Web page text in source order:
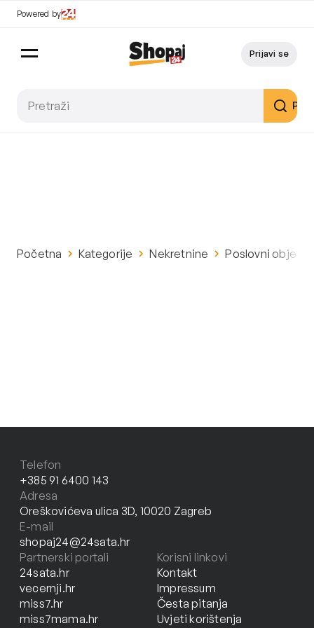
Powered by
Prijavi se
Početna Kategorije Nekretnine Poslovni objekti
Telefon
+385 91 6400 143
Adresa
Oreškovićeva ulica 3D, 10020 Zagreb
E-mail
shopaj24@24sata.hr
Partnerski portali
24sata.hr
vecernji.hr
miss7.hr
miss7mama.hr
Korisni linkovi
Kontakt
Impressum
Česta pitanja
Uvjeti korištenja